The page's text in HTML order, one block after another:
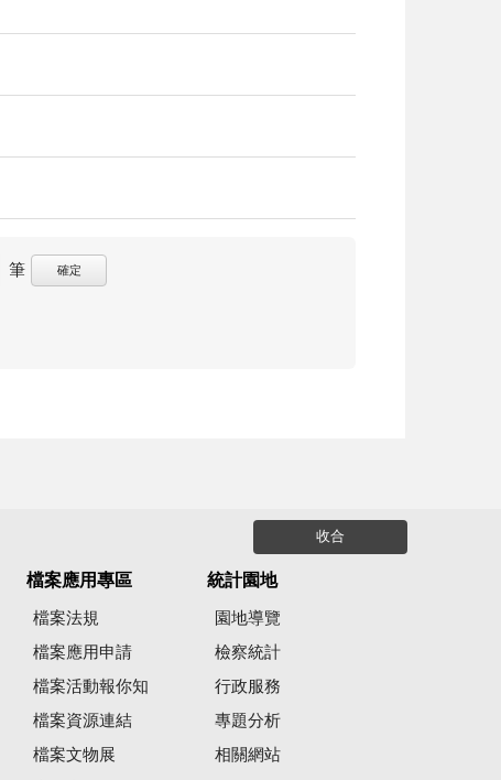
筆 確定
收合
檔案應用專區
檔案法規
檔案應用申請
檔案活動報你知
檔案資源連結
檔案文物展
統計園地
園地導覽
檢察統計
行政服務
專題分析
相關網站